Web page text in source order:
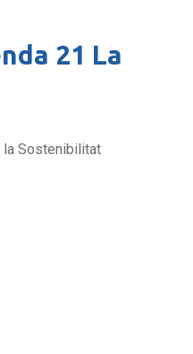
21 La
la Sostenibilitat